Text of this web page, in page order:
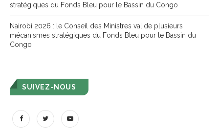
stratégiques du Fonds Bleu pour le Bassin du Congo
Nairobi 2026 : le Conseil des Ministres valide plusieurs
mécanismes stratégiques du Fonds Bleu pour le Bassin du
Congo
SUIVEZ-NOUS